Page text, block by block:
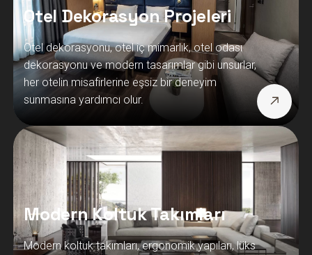
Otel Dekorasyon Projeleri
Otel dekorasyonu, otel iç mimarlık, otel odası
dekorasyonu ve modern tasarımlar gibi unsurlar,
her otelin misafirlerine eşsiz bir deneyim
sunmasına yardımcı olur.
Modern Koltuk Takımları
Modern koltuk takımları, ergonomik yapıları, lüks